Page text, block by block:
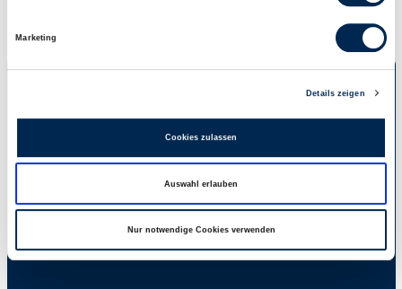
Marketing
Details zeigen
Cookies zulassen
Auswahl erlauben
Nur notwendige Cookies verwenden